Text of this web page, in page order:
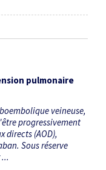
pulmonaire
veineuse,
progressivement
directs (AOD),
Sous réserve